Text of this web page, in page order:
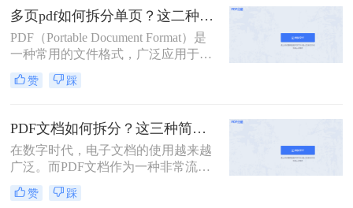
单独处理或分享其中的某一部分。那
么多页pdf如何拆分呢？本文将详细介
绍几种拆分多页PDF的方法，帮助读
者轻松应对这一需求。
多页pdf如何拆分单页？这二种方法可以有效解决你的问题！
PDF（Portable Document Format）是
一种常用的文件格式，广泛应用于文
档分享、电子书、合同签署等领域。
然而，有时我们可能需要将一个包含
页PDF文件，以便于更灵活地管理和
使用。那么多页pdf如何拆分单页呢？
本文将详细介绍几种拆分多页PDF为
单页PDF的方法，帮助读者轻松应对
这一需求。
赞 踩
PDF文档如何拆分？这三种简单方法可以学习！
在数字时代，电子文档的使用越来越
广泛。而PDF文档作为一种非常流行
的电子文档格式，常常用于存储和传
输各种类型的文件。然而，有时候我
赞 踩